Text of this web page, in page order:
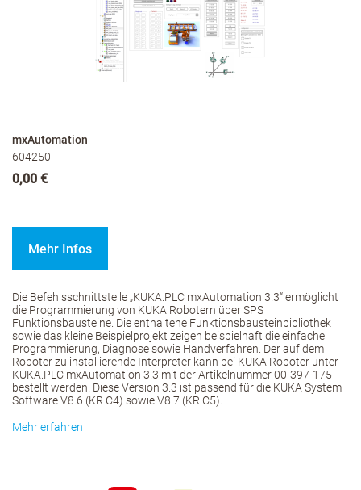
mxAutomation
604250
0,00 €
Mehr Infos
Die Befehlsschnittstelle „KUKA.PLC mxAutomation 3.3“ ermöglicht
die Programmierung von KUKA Robotern über SPS
Funktionsbausteine. Die enthaltene Funktionsbausteinbibliothek
sowie das kleine Beispielprojekt zeigen beispielhaft die einfache
Programmierung, Diagnose sowie Handverfahren. Der auf dem
Roboter zu installierende Interpreter kann bei KUKA Roboter unter
KUKA.PLC mxAutomation 3.3 mit der Artikelnummer 00-397-175
bestellt werden. Diese Version 3.3 ist passend für die KUKA System
Software V8.6 (KR C4) sowie V8.7 (KR C5).
Mehr erfahren